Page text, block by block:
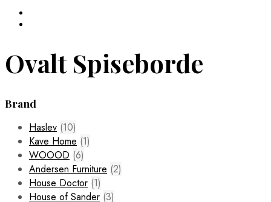
Ovalt Spiseborde
Brand
Haslev (10)
Kave Home (1)
WOOOD (6)
Andersen Furniture (2)
House Doctor (1)
House of Sander (3)